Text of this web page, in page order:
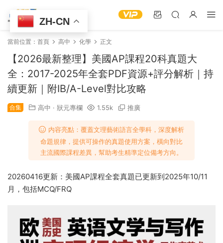
當前位置： 首頁 高中 化學 正文
【2026最新整理】美國AP課程20科真題大
全：2017-2025年全套PDF資源+評分解析｜持
續更新｜附IB/A-Level對比攻略
合集 高中 · 狀元專欄 1.55k 推廣
内容亮點：覆蓋文理藝術語言全學科，深度解析
命題規律，提供可操作的真題使用方案，橫向對比
主流國際課程差異，幫助考生精準定位備考方向。
20260416更新：美國AP課程全套真題已更新到2025年10/11
月，包括MCQ/FRQ
ZH-CN